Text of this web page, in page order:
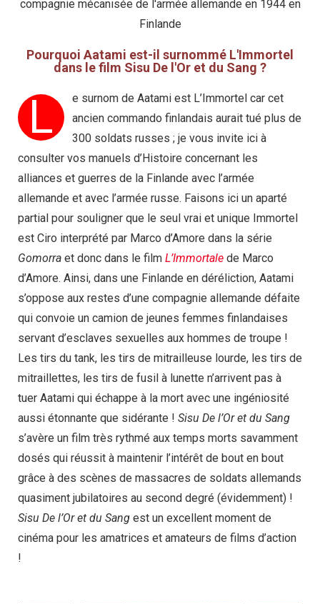
compagnie mécanisée de l'armée allemande en 1944 en
Finlande
Pourquoi Aatami est-il surnommé L'Immortel
dans le film Sisu De l'Or et du Sang ?
L
e surnom de Aatami est L’Immortel car cet
ancien commando finlandais aurait tué plus de
300 soldats russes ; je vous invite ici à
consulter vos manuels d’Histoire concernant les
alliances et guerres de la Finlande avec l’armée
allemande et avec l’armée russe. Faisons ici un aparté
partial pour souligner que le seul vrai et unique Immortel
est Ciro interprété par Marco d’Amore dans la série
Gomorra et donc dans le film L’Immortale de Marco
d’Amore. Ainsi, dans une Finlande en déréliction, Aatami
s’oppose aux restes d’une compagnie allemande défaite
qui convoie un camion de jeunes femmes finlandaises
servant d’esclaves sexuelles aux hommes de troupe !
Les tirs du tank, les tirs de mitrailleuse lourde, les tirs de
mitraillettes, les tirs de fusil à lunette n’arrivent pas à
tuer Aatami qui échappe à la mort avec une ingéniosité
aussi étonnante que sidérante ! Sisu De l’Or et du Sang
s’avère un film très rythmé aux temps morts savamment
dosés qui réussit à maintenir l’intérêt de bout en bout
grâce à des scènes de massacres de soldats allemands
quasiment jubilatoires au second degré (évidemment) !
Sisu De l’Or et du Sang est un excellent moment de
cinéma pour les amatrices et amateurs de films d’action
!